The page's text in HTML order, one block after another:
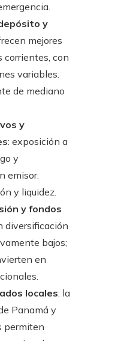
y
mejores
corrientes, con
variables.
de mediano
y
: exposición a
y
emisor.
y liquidez.
y fondos
diversificación
bajos;
en
locales: la
Panamá y
permiten